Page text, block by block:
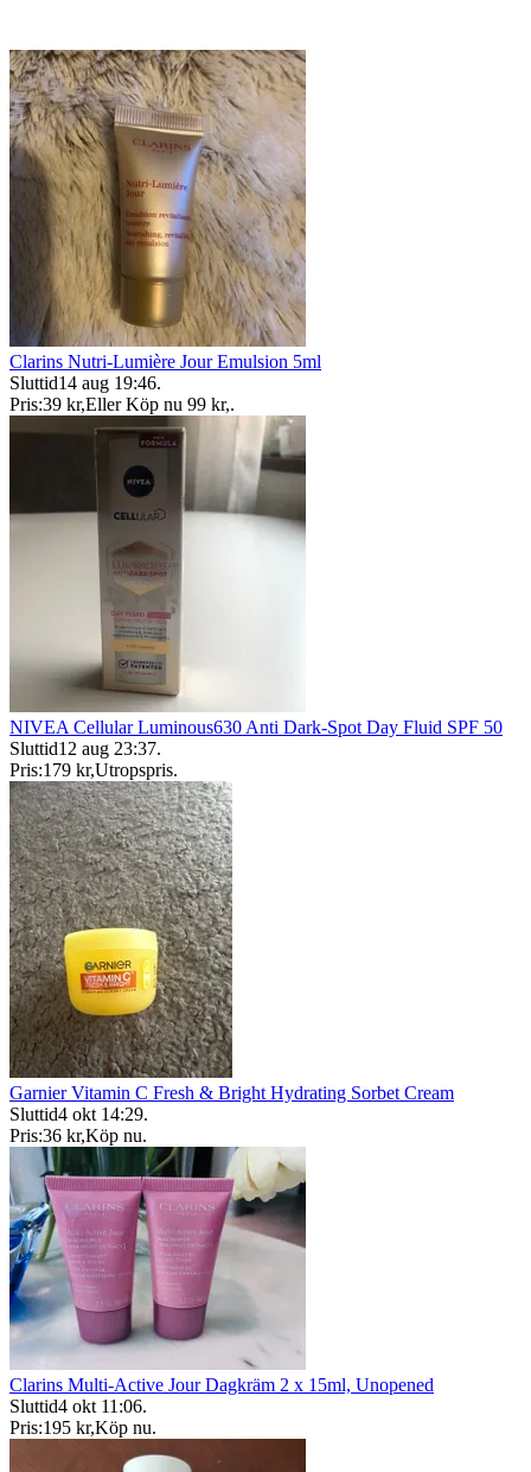
Clarins Nutri-Lumière Jour Emulsion 5ml
Sluttid14 aug 19:46.
Pris:39 kr,Eller Köp nu 99 kr,.
NIVEA Cellular Luminous630 Anti Dark-Spot Day Fluid SPF 50
Sluttid12 aug 23:37.
Pris:179 kr,Utropspris.
Garnier Vitamin C Fresh & Bright Hydrating Sorbet Cream
Sluttid4 okt 14:29.
Pris:36 kr,Köp nu.
Clarins Multi-Active Jour Dagkräm 2 x 15ml, Unopened
Sluttid4 okt 11:06.
Pris:195 kr,Köp nu.